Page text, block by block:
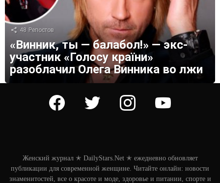
48 Репостов
«Винник, ты — балабол!» — экс-
участник «Голосу країни»
разоблачил Олега Винника во лжи
facebook twitter instagram youtube
Женский журнал ✭ DailyStars.Net ✭ ежедневно обновляет
публикации для современной женщине. Читайте онлайн: новости
знаменитостей, все о красоте и моде, здоровье и питании, спорте и